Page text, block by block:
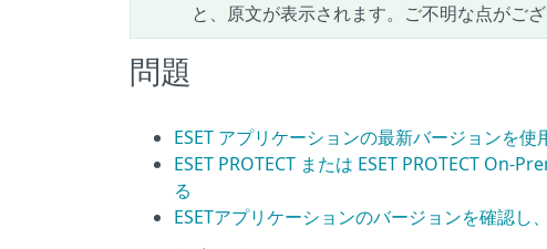
と、原文が表示されます。ご不明な点がご
問題
ESET アプリケーションの最新バージョンを使
ESET PROTECT または ESET PROTECT On-
る
ESETアプリケーションのバージョンを確認し